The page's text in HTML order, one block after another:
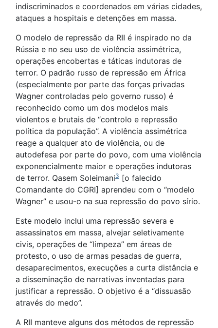
indiscriminados e coordenados em várias cidades,
ataques a hospitais e detenções em massa.
O modelo de repressão da RII é inspirado no da
Rússia e no seu uso de violência assimétrica,
operações encobertas e táticas indutoras de
terror. O padrão russo de repressão em África
(especialmente por parte das forças privadas
Wagner controladas pelo governo russo) é
reconhecido como um dos modelos mais
violentos e brutais de “controlo e repressão
política da população”. A violência assimétrica
reage a qualquer ato de violência, ou de
autodefesa por parte do povo, com uma violência
exponencialmente maior e operações indutoras
de terror. Qasem Soleimani3 [o falecido
Comandante do CGRI] aprendeu com o “modelo
Wagner” e usou-o na sua repressão do povo sírio.
Este modelo inclui uma repressão severa e
assassinatos em massa, alvejar seletivamente
civis, operações de “limpeza” em áreas de
protesto, o uso de armas pesadas de guerra,
desaparecimentos, execuções a curta distância e
a disseminação de narrativas inventadas para
justificar a repressão. O objetivo é a “dissuasão
através do medo”.
A RII manteve alguns dos métodos de repressão